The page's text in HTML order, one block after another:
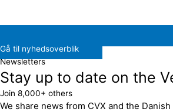
Gå til nyhedsoverblik
Newsletters
Stay up to date on the
Join 8,000+ others
We share news from CVX and the